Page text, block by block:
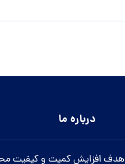
درباره ما
هدف افزایش کمیت و کیفیت